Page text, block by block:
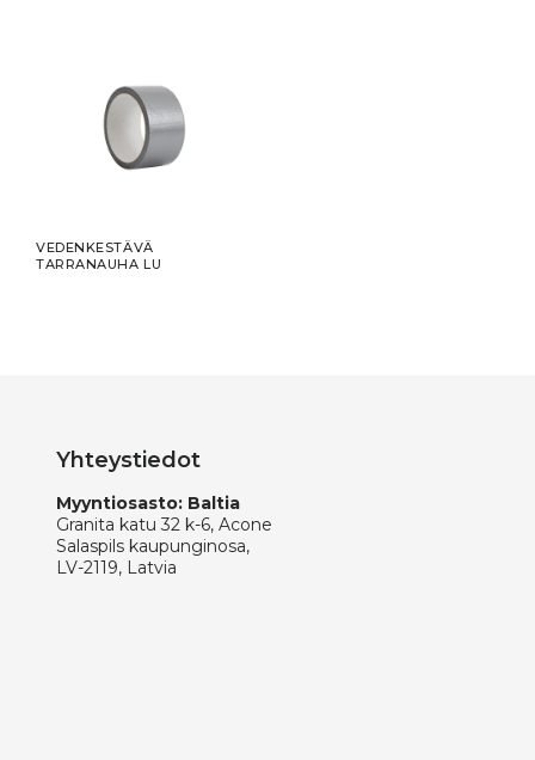
VEDENKESTÄVÄ
TARRANAUHA LU
Yhteystiedot
Myyntiosasto: Baltia
Granita katu 32 k-6, Acone
Salaspils kaupunginosa,
LV-2119, Latvia